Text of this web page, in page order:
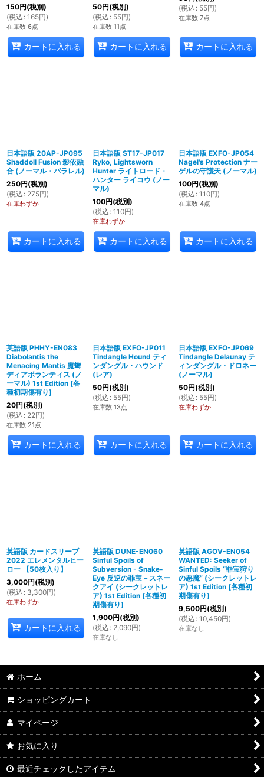
150円(税別)
(税込 : 165円)
在庫数 6点
カートに入れる
50円(税別)
(税込 : 55円)
在庫数 11点
カートに入れる
(税込 : 55円)
在庫数 7点
カートに入れる
日本語版 20AP-JP095
Shaddoll Fusion 影依融
合 (ノーマル・パラレル)
250円(税別)
(税込 : 275円)
在庫わずか
カートに入れる
日本語版 ST17-JP017
Ryko, Lightsworn
Hunter ライトロード・
ハンター ライコウ (ノー
マル)
100円(税別)
(税込 : 110円)
在庫わずか
カートに入れる
日本語版 EXFO-JP054
Nagel's Protection ナー
ゲルの守護天 (ノーマル)
100円(税別)
(税込 : 110円)
在庫数 4点
カートに入れる
英語版 PHHY-EN083
Diabolantis the
Menacing Mantis 魔螂
ディアボランティス (ノ
ーマル) 1st Edition [各
種初期傷有り]
20円(税別)
(税込 : 22円)
在庫数 21点
カートに入れる
日本語版 EXFO-JP011
Tindangle Hound ティ
ンダングル・ハウンド
(レア)
50円(税別)
(税込 : 55円)
在庫数 13点
カートに入れる
日本語版 EXFO-JP069
Tindangle Delaunay テ
ィンダングル・ドロネー
(ノーマル)
50円(税別)
(税込 : 55円)
在庫わずか
カートに入れる
英語版 カードスリーブ
2022 エレメンタルヒー
ロー 【50枚入り】
3,000円(税別)
(税込 : 3,300円)
在庫わずか
カートに入れる
英語版 DUNE-EN060
Sinful Spoils of
Subversion - Snake-
Eye 反逆の罪宝－スネー
クアイ (シークレットレ
ア) 1st Edition [各種初
期傷有り]
1,900円(税別)
(税込 : 2,090円)
在庫なし
英語版 AGOV-EN054
WANTED: Seeker of
Sinful Spoils “罪宝狩り
の悪魔” (シークレットレ
ア) 1st Edition [各種初
期傷有り]
9,500円(税別)
(税込 : 10,450円)
在庫なし
ホーム
ショッピングカート
マイページ
お気に入り
最近チェックしたアイテム